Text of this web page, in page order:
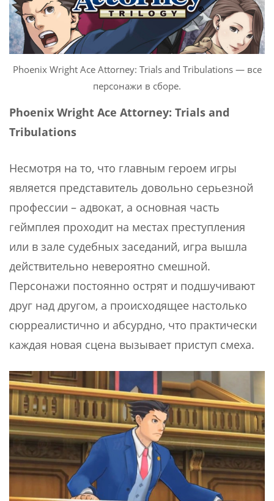
Phoenix Wright Ace Attorney: Trials and Tribulations — все
персонажи в сборе.
Phoenix Wright Ace Attorney: Trials and
Tribulations
Несмотря на то, что главным героем игры
является представитель довольно серьезной
профессии – адвокат, а основная часть
геймплея проходит на местах преступления
или в зале судебных заседаний, игра вышла
действительно невероятно смешной.
Персонажи постоянно острят и подшучивают
друг над другом, а происходящее настолько
сюрреалистично и абсурдно, что практически
каждая новая сцена вызывает приступ смеха.